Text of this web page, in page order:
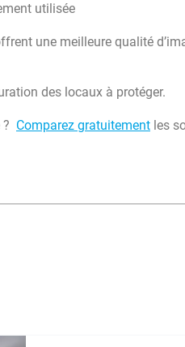
utilisée
une meilleure qualité
des locaux à protéger.
Comparez gratuitement les